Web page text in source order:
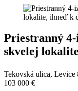
Priestranný
skvelej
Tekovská ulica, Levice
103 000 €